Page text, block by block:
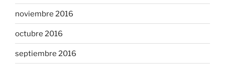
noviembre 2016
octubre 2016
septiembre 2016